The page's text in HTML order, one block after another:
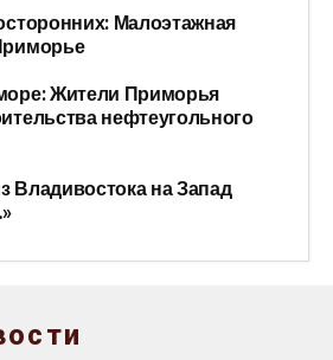
Малоэтажная
Жители Приморья
нефтеугольного
Владивостока на Запад